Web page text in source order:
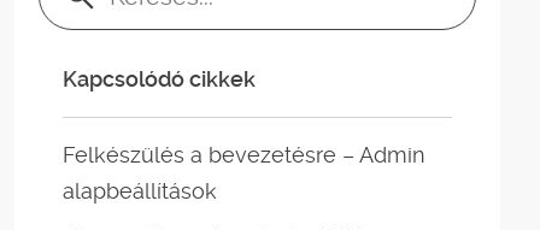
Kapcsolódó cikkek
Felkészülés a bevezetésre – Admin
alapbeállítások